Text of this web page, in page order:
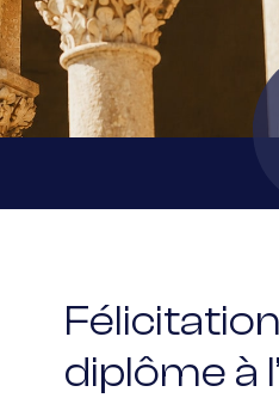
diplôme à l’